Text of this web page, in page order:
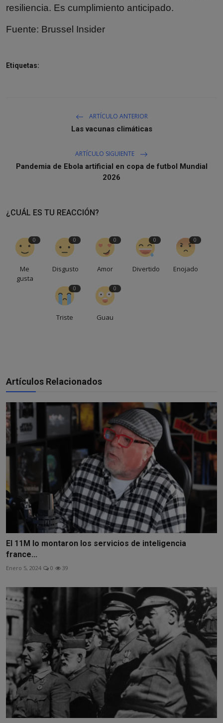
resiliencia. Es cumplimiento anticipado.
Fuente: Brussel Insider
Etiquetas:
ARTÍCULO ANTERIOR
Las vacunas climáticas
ARTÍCULO SIGUIENTE
Pandemia de Ebola artificial en copa de futbol Mundial
2026
¿CUÁL ES TU REACCIÓN?
0
Me
gusta
0
Disgusto
0
Amor
0
Divertido
0
Enojado
0
Triste
0
Guau
Artículos Relacionados
El 11M lo montaron los servicios de inteligencia
france...
Enero 5, 2024 0 39